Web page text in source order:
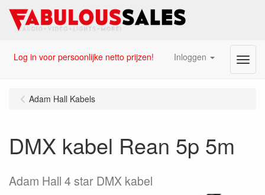
Log in voor persoonlijke netto prijzen! Inloggen Menu
Adam Hall Kabels
DMX kabel Rean 5p 5m
Adam Hall 4 star DMX kabel